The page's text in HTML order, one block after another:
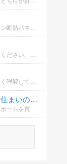
地震に強い家づくりのコア、ＦＰ硬質ウレタン断熱パネルの効果について。耐震と制震について、どちらが良いか選択してください。
マンション売却に関するアンケートにご協力ください。あなたの意見が他の方の参考になります。
賃貸契約時の不動産仲介手数料について正しく理解していますか？誰が支払うべきで、どのように計算されるのかを確認しましょう。
北区、板橋区、練馬区、豊島区にお住まいの方は、マイホームは何がいいですか？